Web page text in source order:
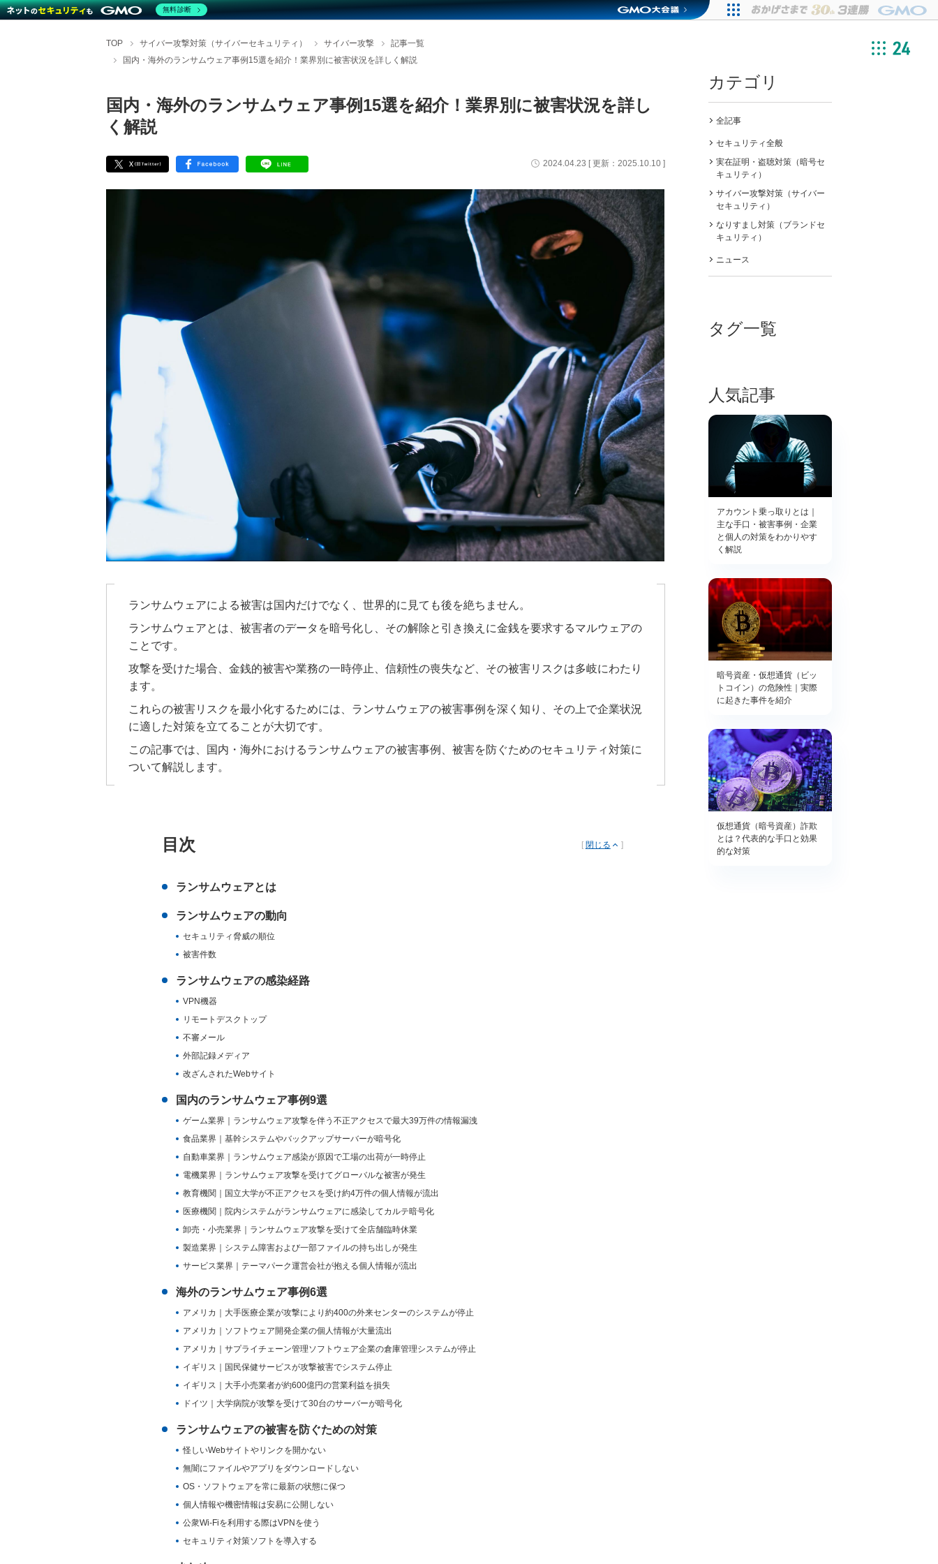
TOP サイバー攻撃対策（サイバーセキュリティ） サイバー攻撃
記事一覧
国内・海外のランサムウェア事例15選を紹介！業界別に被害状況を詳しく解説
国内・海外のランサムウェア事例15選を紹介！業界別に被害状況を詳し
く解説
2024.04.23 [ 更新： 2025.10.10]
ランサムウェアによる被害は国内だけでなく、世界的に見ても後を絶ちません。
ランサムウェアとは、被害者のデータを暗号化し、その解除と引き換えに金銭を要求するマルウェアの
ことです。
攻撃を受けた場合、金銭的被害や業務の一時停止、信頼性の喪失など、その被害リスクは多岐にわたり
ます。
これらの被害リスクを最小化するためには、ランサムウェアの被害事例を深く知り、その上で企業状況
に適した対策を立てることが大切です。
この記事では、国内・海外におけるランサムウェアの被害事例、被害を防ぐためのセキュリティ対策に
ついて解説します。
目次 [ 閉じる ]
ランサムウェアとは
ランサムウェアの動向
セキュリティ脅威の順位
被害件数
ランサムウェアの感染経路
VPN機器
リモートデスクトップ
不審メール
外部記録メディア
改ざんされたWebサイト
国内のランサムウェア事例9選
ゲーム業界｜ランサムウェア攻撃を伴う不正アクセスで最大39万件の情報漏洩
食品業界｜基幹システムやバックアップサーバーが暗号化
自動車業界｜ランサムウェア感染が原因で工場の出荷が一時停止
電機業界｜ランサムウェア攻撃を受けてグローバルな被害が発生
教育機関｜国立大学が不正アクセスを受け約4万件の個人情報が流出
医療機関｜院内システムがランサムウェアに感染してカルテ暗号化
卸売・小売業界｜ランサムウェア攻撃を受けて全店舗臨時休業
製造業界｜システム障害および一部ファイルの持ち出しが発生
サービス業界｜テーマパーク運営会社が抱える個人情報が流出
海外のランサムウェア事例6選
アメリカ｜大手医療企業が攻撃により約400の外来センターのシステムが停止
アメリカ｜ソフトウェア開発企業の個人情報が大量流出
アメリカ｜サプライチェーン管理ソフトウェア企業の倉庫管理システムが停止
イギリス｜国民保健サービスが攻撃被害でシステム停止
イギリス｜大手小売業者が約600億円の営業利益を損失
ドイツ｜大学病院が攻撃を受けて30台のサーバーが暗号化
ランサムウェアの被害を防ぐための対策
怪しいWebサイトやリンクを開かない
無闇にファイルやアプリをダウンロードしない
OS・ソフトウェアを常に最新の状態に保つ
個人情報や機密情報は安易に公開しない
公衆Wi-Fiを利用する際はVPNを使う
セキュリティ対策ソフトを導入する
カテゴリ
全記事
セキュリティ全般
実在証明・盗聴対策（暗号セ
キュリティ）
サイバー攻撃対策（サイバー
セキュリティ）
なりすまし対策（ブランドセ
キュリティ）
ニュース
タグ一覧
人気記事
アカウント乗っ取りとは｜
主な手口・被害事例・企業
と個人の対策をわかりやす
く解説
暗号資産・仮想通貨（ビッ
トコイン）の危険性｜実際
に起きた事件を紹介
仮想通貨（暗号資産）詐欺
とは？代表的な手口と効果
的な対策
無料診断